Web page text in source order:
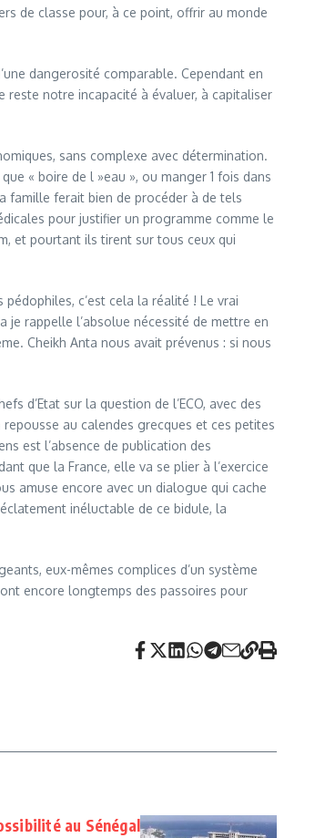
de classe pour, à ce point, offrir au monde
dangerosité comparable. Cependant en
reste notre incapacité à évaluer, à capitaliser
sans complexe avec détermination.
« boire de l »eau », ou manger 1 fois dans
famille ferait bien de procéder à de tels
pour justifier un programme comme le
et pourtant ils tirent sur tous ceux qui
c’est cela la réalité ! Le vrai
rappelle l’absolue nécessité de mettre en
Cheikh Anta nous avait prévenus : si nous
d’Etat sur la question de l’ECO, avec des
au calendes grecques et ces petites
est l’absence de publication des
que la France, elle va se plier à l’exercice
amuse encore avec un dialogue qui cache
inéluctable de ce bidule, la
eux-mêmes complices d’un système
encore longtemps des passoires pour
au Sénégal